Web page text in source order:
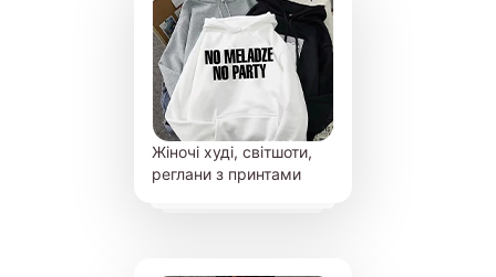
Жіночі худі, світшоти,
реглани з принтами